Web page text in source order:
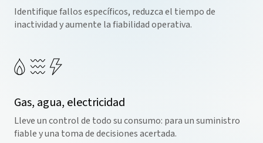
Identifique fallos específicos, reduzca el tiempo de
inactividad y aumente la fiabilidad operativa.
Gas, agua, electricidad
Lleve un control de todo su consumo: para un suministro
fiable y una toma de decisiones acertada.